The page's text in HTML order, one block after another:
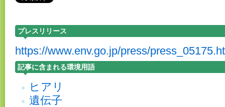
プレスリリース
https://www.env.go.jp/press/
記事に含まれる環境用語
ヒアリ
遺伝子